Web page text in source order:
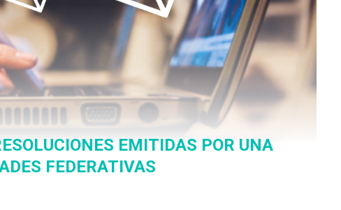
EMITIDAS POR UNA
FEDERATIVAS